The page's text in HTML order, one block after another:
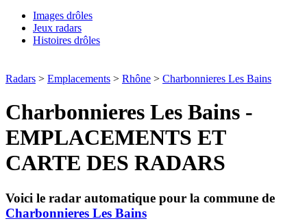
Images drôles
Jeux radars
Histoires drôles
Radars > Emplacements > Rhône > Charbonnieres Les Bains
Charbonnieres Les Bains -
EMPLACEMENTS ET
CARTE DES RADARS
Voici le radar automatique pour la commune de
Charbonnieres Les Bains